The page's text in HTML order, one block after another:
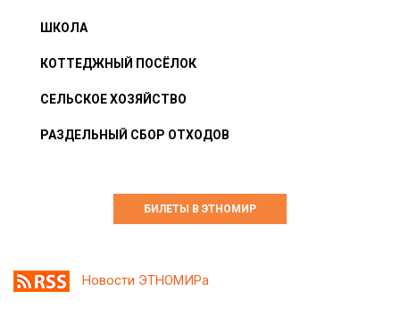
ШКОЛА
КОТТЕДЖНЫЙ ПОСЁЛОК
СЕЛЬСКОЕ ХОЗЯЙСТВО
РАЗДЕЛЬНЫЙ СБОР ОТХОДОВ
БИЛЕТЫ В ЭТНОМИР
Новости ЭТНОМИРа